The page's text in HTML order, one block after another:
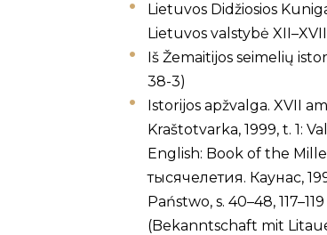
Lietuvos Didžiosios
Lietuvos valstybė
Iš Žemaitijos seimelių
38-3)
Istorijos apžvalga. XVII
Kraštotvarka, 1999, t. 1:
English: Book of the
тысячелетия. Каунас,
Państwo, s. 40–48,
(Bekanntschaft mit